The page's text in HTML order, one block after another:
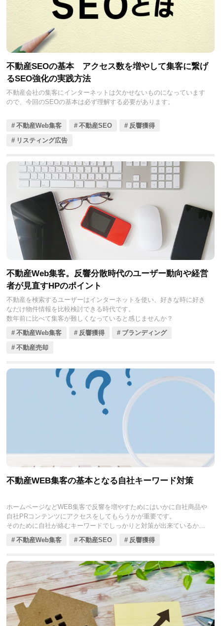
不動産SEOの基本 アクセス数を増やして集客に繋げ
るSEO強化の実践方法
不動産会社の集客にインターネットは欠かせないものになっています
ので、今回のSEOの基本は必ず理解する必要があります。
不動産Web集客 不動産SEO
反響獲得
リスティング広告
不動産Web集客。反響分散時代のユーザー動向や経営
者が見直すHPのポイント
不動産を検索するユーザーはインターネットを使い、好きな時に好き
なだけ物件情報を比較検討できる時代です。
数年前に比べて集客が難しくなっていると感じませんか？
不動産Web集客
反響獲得
ブランディング
不動産売却
不動産WEB集客の基本となる自社キーワード対策
ホームページなどWEB集客で反響を増やすためにはいかに自社商品や
自社PRコンテンツにアクセスをしてもらうかが重要です。
そのために自社が絡むキーワードでしっかりと対策が出来ているかを
知ることが大事です。
不動産Web集客 不動産SEO 反響獲得